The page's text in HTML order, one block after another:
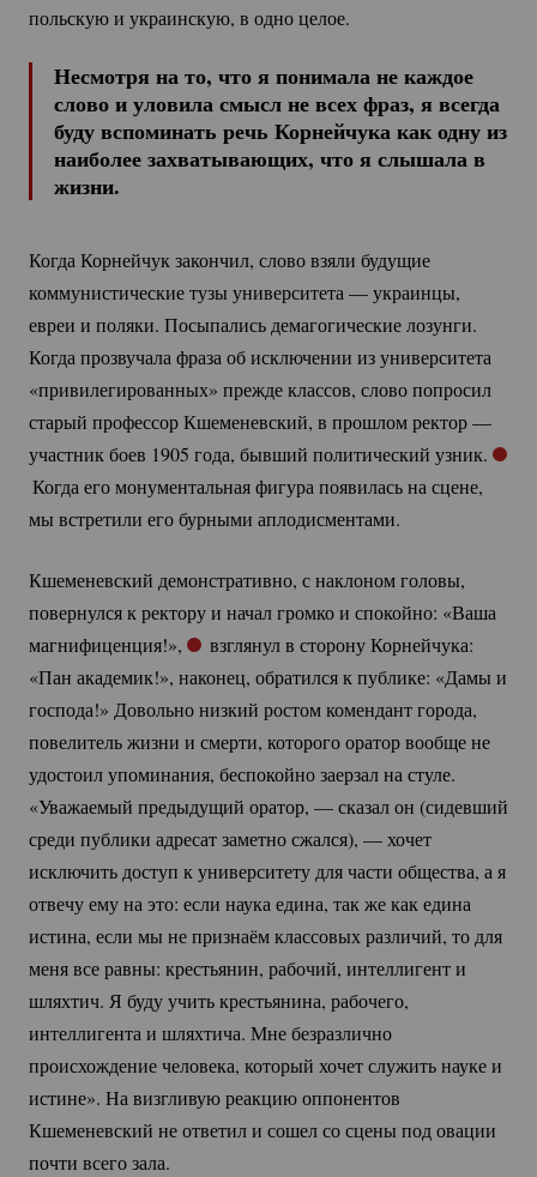
польскую и украинскую, в одно целое.
Несмотря на то, что я понимала не каждое
слово и уловила смысл не всех фраз, я всегда
буду вспоминать речь Корнейчука как одну из
наиболее захватывающих, что я слышала в
жизни.
Когда Корнейчук закончил, слово взяли будущие
коммунистические тузы университета — украинцы,
евреи и поляки. Посыпались демагогические лозунги.
Когда прозвучала фраза об исключении из университета
«привилегированных» прежде классов, слово попросил
старый профессор Кшеменевский, в прошлом ректор —
участник боев 1905 года, бывший политический узник.
Когда его монументальная фигура появилась на сцене,
мы встретили его бурными аплодисментами.
Кшеменевский демонстративно, с наклоном головы,
повернулся к ректору и начал громко и спокойно: «Ваша
магнифиценция!»,
взглянул в сторону Корнейчука:
«Пан академик!», наконец, обратился к публике: «Дамы и
господа!» Довольно низкий ростом комендант города,
повелитель жизни и смерти, которого оратор вообще не
удостоил упоминания, беспокойно заерзал на стуле.
«Уважаемый предыдущий оратор, — сказал он (сидевший
среди публики адресат заметно сжался), — хочет
исключить доступ к университету для части общества, а я
отвечу ему на это: если наука едина, так же как едина
истина, если мы не признаём классовых различий, то для
меня все равны: крестьянин, рабочий, интеллигент и
шляхтич. Я буду учить крестьянина, рабочего,
интеллигента и шляхтича. Мне безразлично
происхождение человека, который хочет служить науке и
истине». На визгливую реакцию оппонентов
Кшеменевский не ответил и сошел со сцены под овации
почти всего зала.